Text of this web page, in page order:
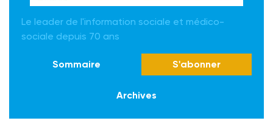
Le leader de l'information sociale et médico-
sociale depuis 70 ans
Sommaire S'abonner
Archives